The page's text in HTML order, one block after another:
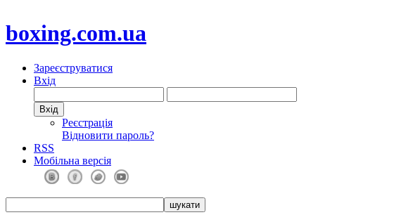
boxing.com.ua
Зареєструватися
Вхід
Реєстрація
Відновити пароль?
RSS
Мобільна версія